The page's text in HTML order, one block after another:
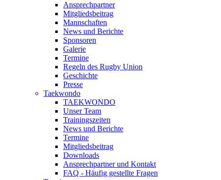
Ansprechpartner
Mitgliedsbeitrag
Mannschaften
News und Berichte
Sponsoren
Galerie
Termine
Regeln des Rugby Union
Geschichte
Presse
Taekwondo
TAEKWONDO
Unser Team
Trainingszeiten
News und Berichte
Termine
Mitgliedsbeitrag
Downloads
Ansprechpartner und Kontakt
FAQ - Häufig gestellte Fragen